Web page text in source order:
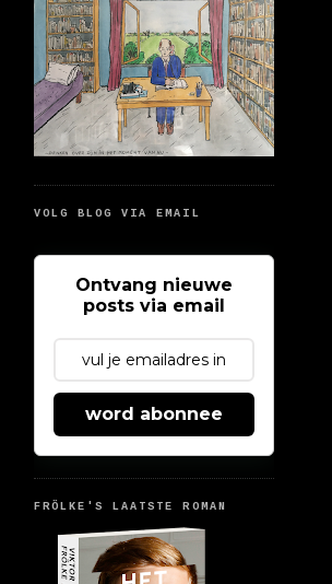
VOLG BLOG VIA EMAIL
Ontvang nieuwe
posts via email
word abonnee
FRÖLKE'S LAATSTE ROMAN